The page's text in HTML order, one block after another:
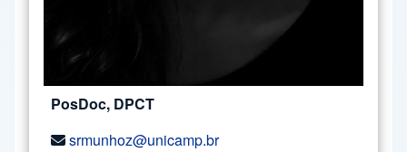
PosDoc, DPCT
srmunhoz@unicamp.br